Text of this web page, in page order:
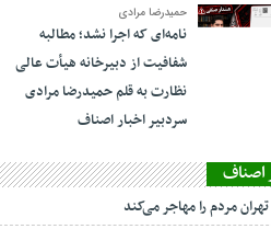
حمیدرضا مرادی
نامه‌ای که اجرا نشد؛ مطالبه
شفافیت از دبیرخانه هیأت عالی
نظارت به قلم حمیدرضا مرادی
سردبیر اخبار اصناف
اصناف
مردم را مهاجر می‌کند